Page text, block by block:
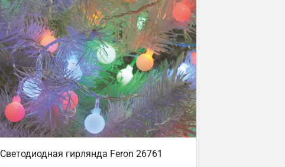
Светодиодная гирлянда Feron 26761